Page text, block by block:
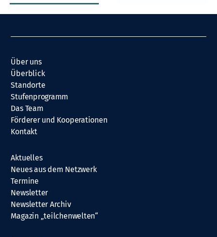
Über uns
Überblick
Standorte
Stufenprogramm
Das Team
Förderer und Kooperationen
Kontakt
Aktuelles
Neues aus dem Netzwerk
Termine
Newsletter
Newsletter Archiv
Magazin „teilchenwelten“